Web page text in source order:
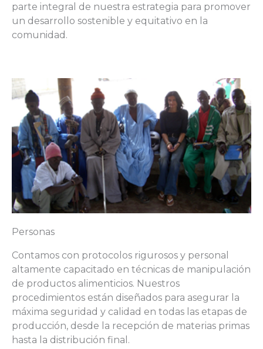
parte integral de nuestra estrategia para promover
un desarrollo sostenible y equitativo en la
comunidad.
Personas
Contamos con protocolos rigurosos y personal
altamente capacitado en técnicas de manipulación
de productos alimenticios. Nuestros
procedimientos están diseñados para asegurar la
máxima seguridad y calidad en todas las etapas de
producción, desde la recepción de materias primas
hasta la distribución final.